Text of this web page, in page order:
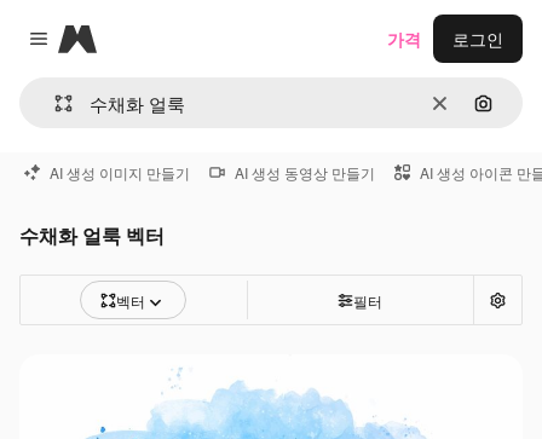
Close menu
Magnific
지우기이미지
가격 로그인
AI 생성 이미지 만들기 AI 생성 동영상 만들기 AI 생성 아이콘 만
수채화 얼룩 벡터
벡터 필터